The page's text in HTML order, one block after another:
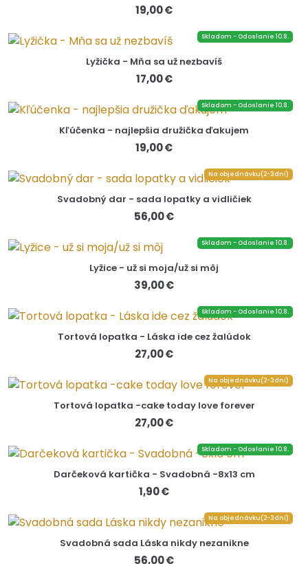
19,00 €
Skladom - Odoslanie 10.8.
Lyžička - Mňa sa už nezbavíš
17,00 €
Skladom - Odoslanie 10.8.
Kľúčenka - najlepšia družička ďakujem
19,00 €
Na objednávku(2-3dni)
Svadobný dar - sada lopatky a vidličiek
56,00 €
Skladom - Odoslanie 10.8.
Lyžice - už si moja/už si môj
39,00 €
Skladom - Odoslanie 10.8.
Tortová lopatka - Láska ide cez žalúdok
27,00 €
Na objednávku(2-3dni)
Tortová lopatka -cake today love forever
27,00 €
Skladom - Odoslanie 10.8.
Darčeková kartička - Svadobná -8x13 cm
1,90 €
Na objednávku(2-3dni)
Svadobná sada Láska nikdy nezanikne
56,00 €